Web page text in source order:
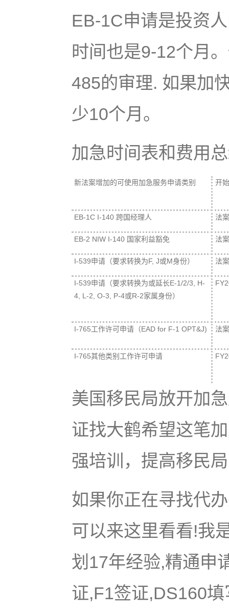
EB-1C申请是投资
时间也是9-12个月
485的审理. 如果加
少10个月。
加急时间表和费用
新法案增加的可使用加急服务申请类别 开
EB-1C I-140 跨国经理人 法
EB-2 NIW I-140 国家利益豁免 法
I-539申请（要求转换为F, J或M身份） 法
I-539申请（要求转换为或延长E-1/2/3, H-
4, L-2, O-3, P-4或R-2家属身份）
I-765工作许可申请（EAD for F-1 OPT&J) 法
I-765其他类别工作许可申请
美国移民局放开加
证找大鹤希望这笔
强培训，提高移民
如果你正在寻找代
可以来这里看看!我
划17年经验,精通申
证,F1签证,DS160